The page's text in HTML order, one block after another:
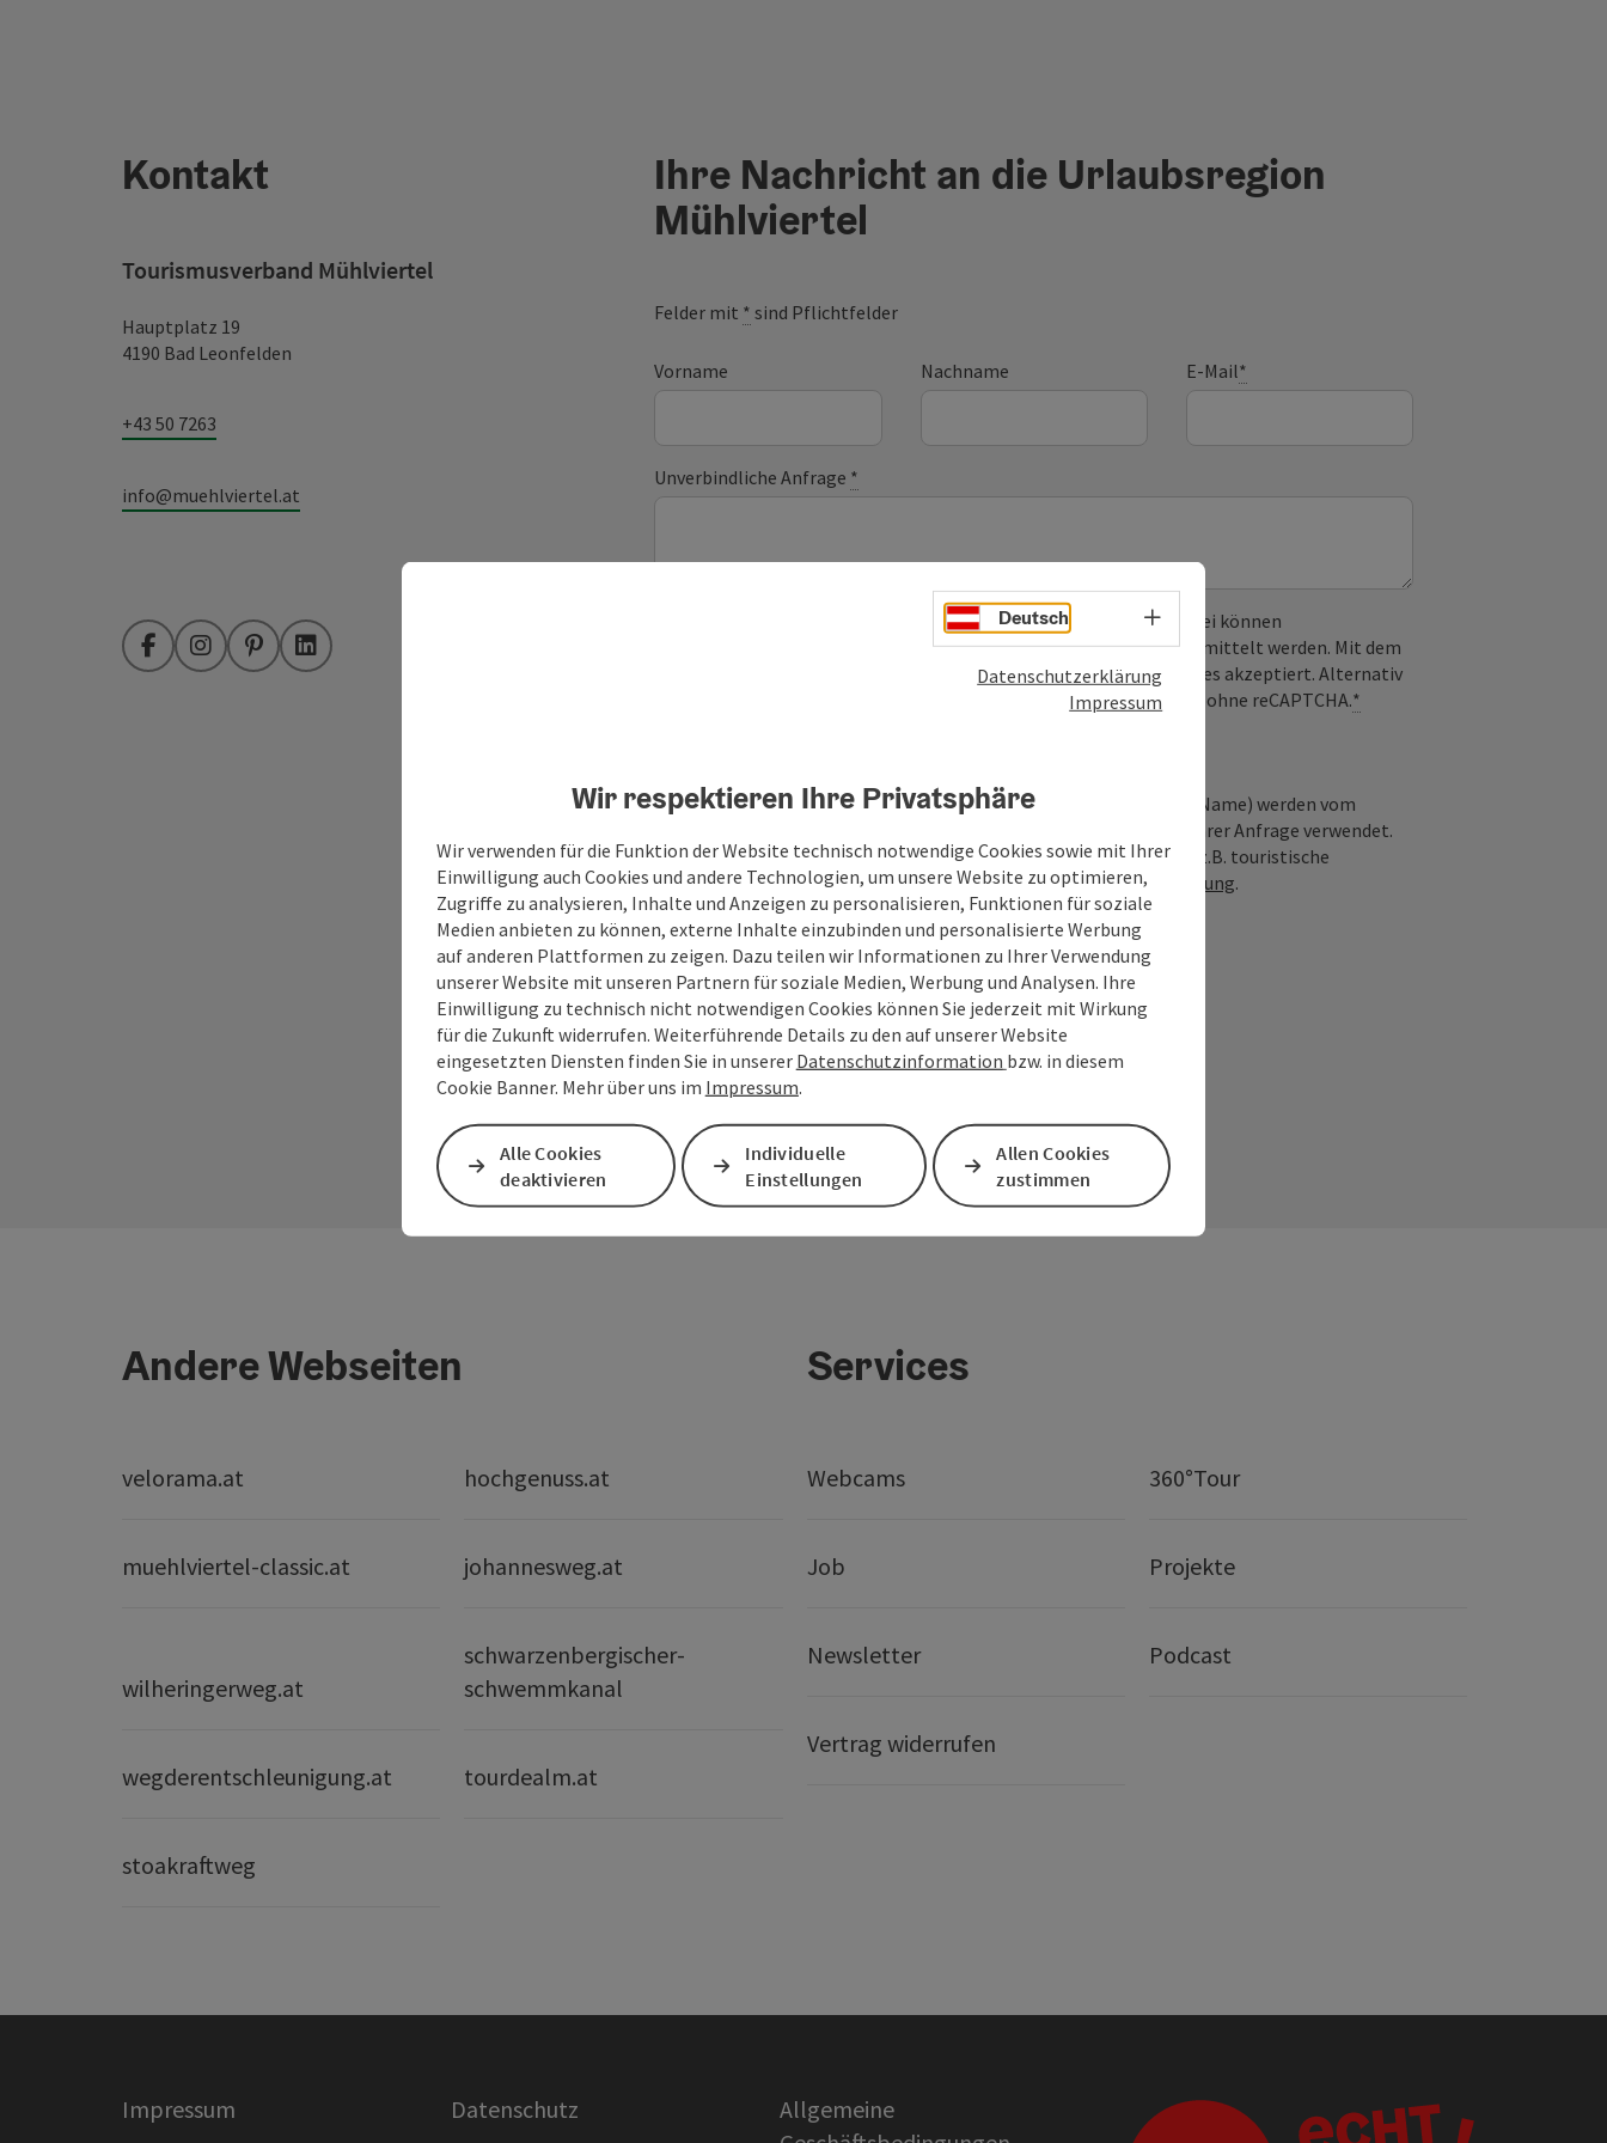
Kontakt
Tourismusverband Mühlviertel
Hauptplatz 19
4190 Bad Leonfelden
+43 50 7263
info@muehlviertel.at
FacebookInstagramPinterestLinkedIn
Ihre Nachricht an die Urlaubsregion
Mühlviertel
Felder mit * sind Pflichtfelder
Vorname Nachname E-Mail*
Unverbindliche Anfrage *
Zum Schutz vor Spam wird Google reCAPTCHA verwendet. Dabei können
personenbezogene Daten (z. B. die IP-Adresse) an Google übermittelt werden. Mit dem
Absenden des Formulars werden die dafür erforderlichen Cookies akzeptiert. Alternativ
ist eine Kontaktaufnahme jederzeit per E-Mail möglich – ganz ohne reCAPTCHA.*
Ihre bekannt gegebenen Daten (E-Mail Adresse, Anfrage, optional Name) werden vom
Tourismusverband Mühlviertel ausschließlich für die Bearbeitung Ihrer Anfrage verwendet.
Sie werden nur dann weitergegeben wenn die Anfrage von Dritten (z.B. touristische
Leistungsträger) zu beantworten ist, siehe auchDatenschutzerklärung.
Senden
Andere Webseiten
velorama.at hochgenuss.at
muehlviertel-classic.at johannesweg.at
wilheringerweg.at
schwarzenbergischer-
schwemmkanal
wegderentschleunigung.at tourdealm.at
stoakraftweg
Services
Webcams 360°Tour
Job Projekte
Newsletter Podcast
Vertrag widerrufen
Impressum Datenschutz
Allgemeine
Deutsch Sprachwahl - Menü öffnen
Datenschutzerklärung
Impressum
Wir respektieren Ihre Privatsphäre
Wir verwenden für die Funktion der Website technisch notwendige Cookies sowie mit Ihrer
Einwilligung auch Cookies und andere Technologien, um unsere Website zu optimieren,
Zugriffe zu analysieren, Inhalte und Anzeigen zu personalisieren, Funktionen für soziale
Medien anbieten zu können, externe Inhalte einzubinden und personalisierte Werbung
auf anderen Plattformen zu zeigen. Dazu teilen wir Informationen zu Ihrer Verwendung
unserer Website mit unseren Partnern für soziale Medien, Werbung und Analysen. Ihre
Einwilligung zu technisch nicht notwendigen Cookies können Sie jederzeit mit Wirkung
für die Zukunft widerrufen. Weiterführende Details zu den auf unserer Website
eingesetzten Diensten finden Sie in unserer Datenschutzinformation bzw. in diesem
Cookie Banner. Mehr über uns im Impressum.
Alle Cookies
deaktivieren
Individuelle
Einstellungen
Allen Cookies
zustimmen